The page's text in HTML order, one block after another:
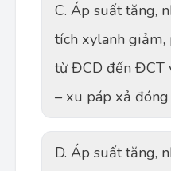
C. Áp suất tăng,
tích xylanh giảm,
từ ĐCD đến ĐCT
– xu páp xả đóng
D. Áp suất tăng,